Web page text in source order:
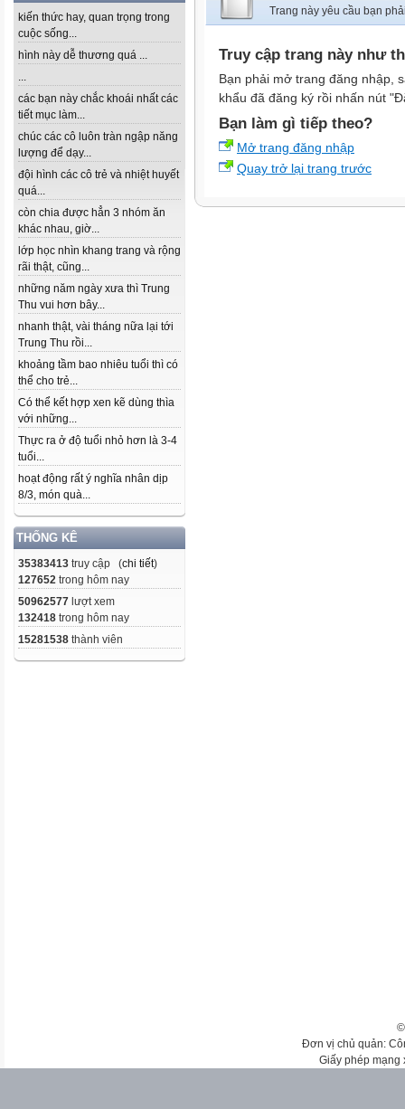
kiến thức hay, quan trọng trong
cuộc sống...
hình này dễ thương quá ...
...
các bạn này chắc khoái nhất các
tiết mục làm...
chúc các cô luôn tràn ngập năng
lượng để dạy...
đội hình các cô trẻ và nhiệt huyết
quá...
còn chia được hẳn 3 nhóm ăn
khác nhau, giờ...
lớp học nhìn khang trang và rộng
rãi thật, cũng...
những năm ngày xưa thì Trung
Thu vui hơn bây...
nhanh thật, vài tháng nữa lại tới
Trung Thu rồi...
khoảng tầm bao nhiêu tuổi thì có
thể cho trẻ...
Có thể kết hợp xen kẽ dùng thìa
với những...
Thực ra ở độ tuổi nhỏ hơn là 3-4
tuổi...
hoạt động rất ý nghĩa nhân dịp
8/3, món quà...
THỐNG KÊ
35383413 truy cập (chi tiết)
127652 trong hôm nay
50962577 lượt xem
132418 trong hôm nay
15281538 thành viên
Trang này yêu cầu bạn
Truy cập trang này như
Bạn phải mở trang đăng nhập,
khẩu đã đăng ký rồi nhấn nút
Bạn làm gì tiếp theo?
Mở trang đăng nhập
Quay trở lại trang trước
Đơn vị chủ quản:
Giấy phép mạng